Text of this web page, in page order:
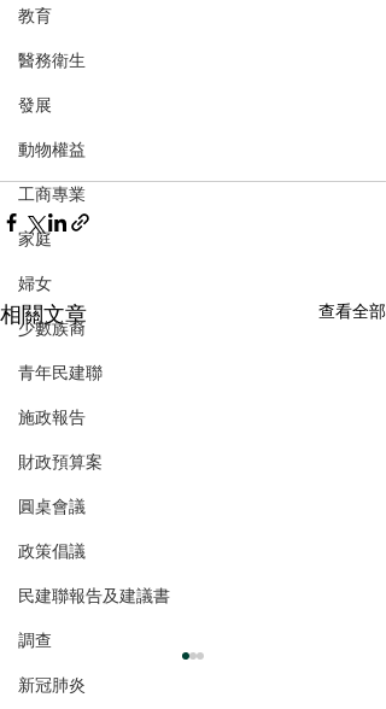
教育
醫務衛生
發展
動物權益
工商專業
家庭
婦女
少數族裔
青年民建聯
施政報告
財政預算案
圓桌會議
政策倡議
民建聯報告及建議書
調查
新冠肺炎
相關文章 查看全部